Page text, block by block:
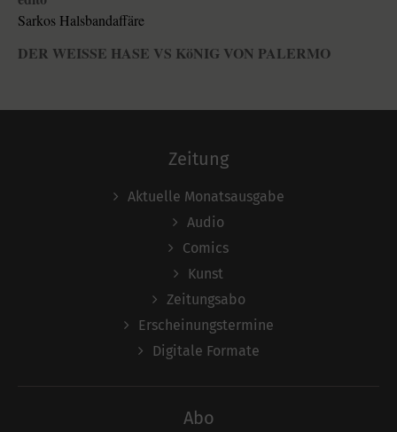
Sarkos Halsbandaffäre
DER WEISSE HASE VS KöNIG VON PALERMO
Zeitung
Aktuelle Monatsausgabe
Audio
Comics
Kunst
Zeitungsabo
Erscheinungstermine
Digitale Formate
Abo